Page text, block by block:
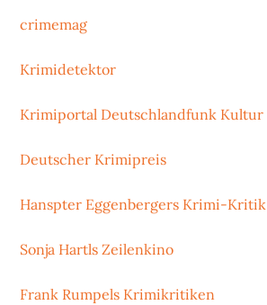
crimemag
Krimidetektor
Krimiportal Deutschlandfunk Kultur
Deutscher Krimipreis
Hanspter Eggenbergers Krimi-Kritik
Sonja Hartls Zeilenkino
Frank Rumpels Krimikritiken